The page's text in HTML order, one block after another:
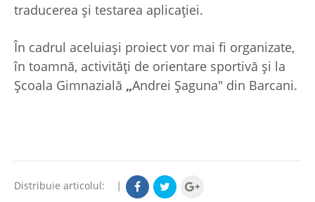
traducerea și testarea aplicației.
În cadrul aceluiași proiect vor mai fi organizate,
în toamnă, activități de orientare sportivă și la
Școala Gimnazială „Andrei Șaguna" din Barcani.
Distribuie articolul: |